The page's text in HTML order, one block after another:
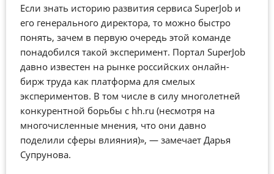
Если знать историю развития сервиса SuperJob и
его генерального директора, то можно быстро
понять, зачем в первую очередь этой команде
понадобился такой эксперимент. Портал SuperJob
давно известен на рынке российских онлайн-
бирж труда как платформа для смелых
экспериментов. В том числе в силу многолетней
конкурентной борьбы с hh.ru (несмотря на
многочисленные мнения, что они давно
поделили сферы влияния)», — замечает Дарья
Супрунова.